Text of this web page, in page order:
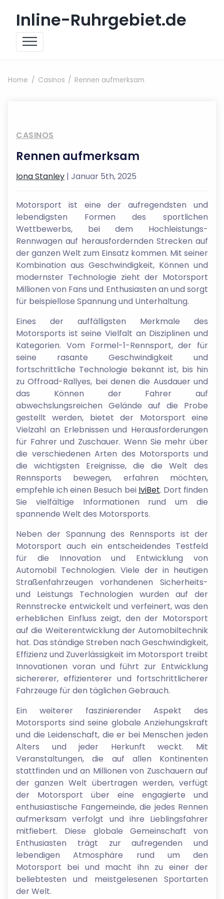
Inline-Ruhrgebiet.de
Home Casinos Rennen aufmerksam
CASINOS
Rennen aufmerksam
Iona Stanley | Januar 5th, 2025
Motorsport ist eine der aufregendsten und
lebendigsten Formen des sportlichen
Wettbewerbs, bei dem Hochleistungs-
Rennwagen auf herausfordernden Strecken auf
der ganzen Welt zum Einsatz kommen. Mit seiner
Kombination aus Geschwindigkeit, Können und
modernster Technologie zieht der Motorsport
Millionen von Fans und Enthusiasten an und sorgt
für beispiellose Spannung und Unterhaltung.
Eines der auffälligsten Merkmale des
Motorsports ist seine Vielfalt an Disziplinen und
Kategorien. Vom Formel-1-Rennsport, der für
seine rasante Geschwindigkeit und
fortschrittliche Technologie bekannt ist, bis hin
zu Offroad-Rallyes, bei denen die Ausdauer und
das Können der Fahrer auf
abwechslungsreichen Gelände auf die Probe
gestellt werden, bietet der Motorsport eine
Vielzahl an Erlebnissen und Herausforderungen
für Fahrer und Zuschauer. Wenn Sie mehr über
die verschiedenen Arten des Motorsports und
die wichtigsten Ereignisse, die die Welt des
Rennsports bewegen, erfahren möchten,
empfehle ich einen Besuch bei IviBet. Dort finden
Sie vielfältige Informationen rund um die
spannende Welt des Motorsports.
Neben der Spannung des Rennsports ist der
Motorsport auch ein entscheidendes Testfeld
für die Innovation und Entwicklung von
Automobil Technologien. Viele der in heutigen
Straßenfahrzeugen vorhandenen Sicherheits-
und Leistungs Technologien wurden auf der
Rennstrecke entwickelt und verfeinert, was den
erheblichen Einfluss zeigt, den der Motorsport
auf die Weiterentwicklung der Automobiltechnik
hat. Das ständige Streben nach Geschwindigkeit,
Effizienz und Zuverlässigkeit im Motorsport treibt
Innovationen voran und führt zur Entwicklung
sichererer, effizienterer und fortschrittlicherer
Fahrzeuge für den täglichen Gebrauch.
Ein weiterer faszinierender Aspekt des
Motorsports sind seine globale Anziehungskraft
und die Leidenschaft, die er bei Menschen jeden
Alters und jeder Herkunft weckt. Mit
Veranstaltungen, die auf allen Kontinenten
stattfinden und an Millionen von Zuschauern auf
der ganzen Welt übertragen werden, verfügt
der Motorsport über eine engagierte und
enthusiastische Fangemeinde, die jedes Rennen
aufmerksam verfolgt und ihre Lieblingsfahrer
mitfiebert. Diese globale Gemeinschaft von
Enthusiasten trägt zur aufregenden und
lebendigen Atmosphäre rund um den
Motorsport bei und macht ihn zu einer der
beliebtesten und meistgelesenen Sportarten
der Welt.